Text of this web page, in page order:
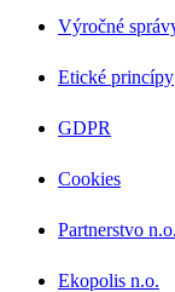
Výročné
Etické princípy
GDPR
Cookies
Partnerstvo n.o.
Ekopolis n.o.